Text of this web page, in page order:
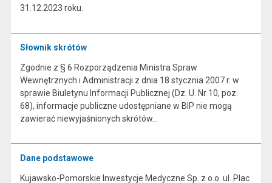
31.12.2023 roku.
Słownik skrótów
Zgodnie z § 6 Rozporządzenia Ministra Spraw
Wewnętrznych i Administracji z dnia 18 stycznia 2007 r. w
sprawie Biuletynu Informacji Publicznej (Dz. U. Nr 10, poz.
68), informacje publiczne udostępniane w BIP nie mogą
zawierać niewyjaśnionych skrótów…
Dane podstawowe
Kujawsko-Pomorskie Inwestycje Medyczne Sp. z o.o. ul. Plac